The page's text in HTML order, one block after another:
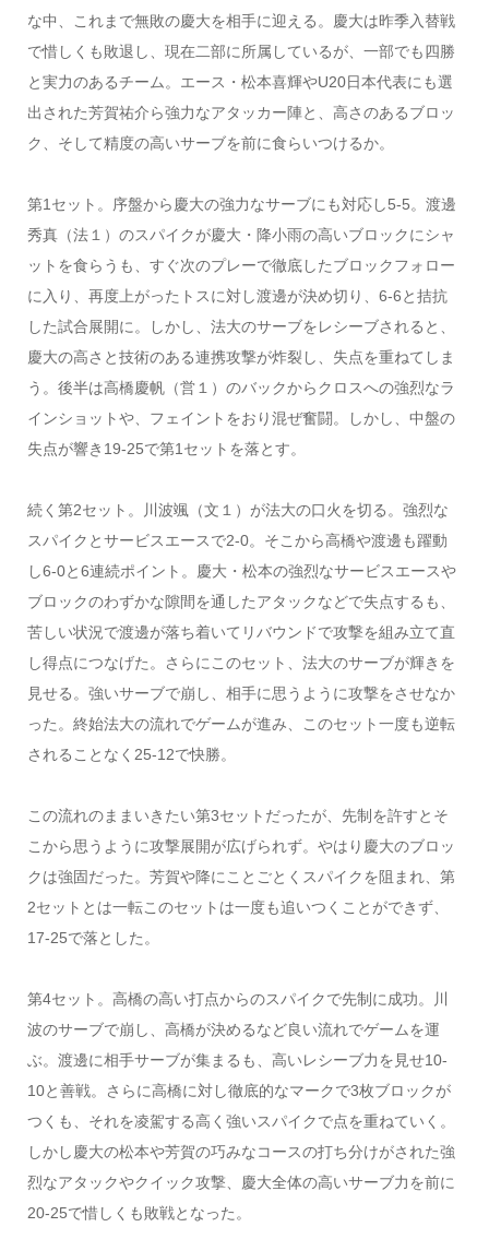
な中、これまで無敗の慶大を相手に迎える。慶大は昨季入替戦
で惜しくも敗退し、現在二部に所属しているが、一部でも四勝
と実力のあるチーム。エース・松本喜輝やU20日本代表にも選
出された芳賀祐介ら強力なアタッカー陣と、高さのあるブロッ
ク、そして精度の高いサーブを前に食らいつけるか。
第1セット。序盤から慶大の強力なサーブにも対応し5-5。渡邊
秀真（法１）のスパイクが慶大・降小雨の高いブロックにシャ
ットを食らうも、すぐ次のプレーで徹底したブロックフォロー
に入り、再度上がったトスに対し渡邊が決め切り、6-6と拮抗
した試合展開に。しかし、法大のサーブをレシーブされると、
慶大の高さと技術のある連携攻撃が炸裂し、失点を重ねてしま
う。後半は高橋慶帆（営１）のバックからクロスへの強烈なラ
インショットや、フェイントをおり混ぜ奮闘。しかし、中盤の
失点が響き19-25で第1セットを落とす。
続く第2セット。川波颯（文１）が法大の口火を切る。強烈な
スパイクとサービスエースで2-0。そこから高橋や渡邊も躍動
し6-0と6連続ポイント。慶大・松本の強烈なサービスエースや
ブロックのわずかな隙間を通したアタックなどで失点するも、
苦しい状況で渡邊が落ち着いてリバウンドで攻撃を組み立て直
し得点につなげた。さらにこのセット、法大のサーブが輝きを
見せる。強いサーブで崩し、相手に思うように攻撃をさせなか
った。終始法大の流れでゲームが進み、このセット一度も逆転
されることなく25-12で快勝。
この流れのままいきたい第3セットだったが、先制を許すとそ
こから思うように攻撃展開が広げられず。やはり慶大のブロッ
クは強固だった。芳賀や降にことごとくスパイクを阻まれ、第
2セットとは一転このセットは一度も追いつくことができず、
17-25で落とした。
第4セット。高橋の高い打点からのスパイクで先制に成功。川
波のサーブで崩し、高橋が決めるなど良い流れでゲームを運
ぶ。渡邊に相手サーブが集まるも、高いレシーブ力を見せ10-
10と善戦。さらに高橋に対し徹底的なマークで3枚ブロックが
つくも、それを凌駕する高く強いスパイクで点を重ねていく。
しかし慶大の松本や芳賀の巧みなコースの打ち分けがされた強
烈なアタックやクイック攻撃、慶大全体の高いサーブ力を前に
20-25で惜しくも敗戦となった。